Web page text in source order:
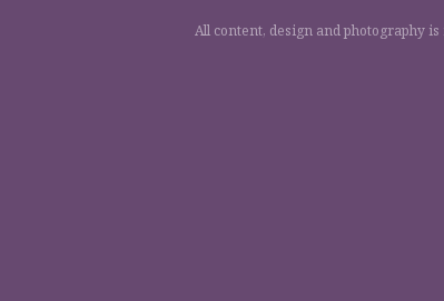
All content, design and photography